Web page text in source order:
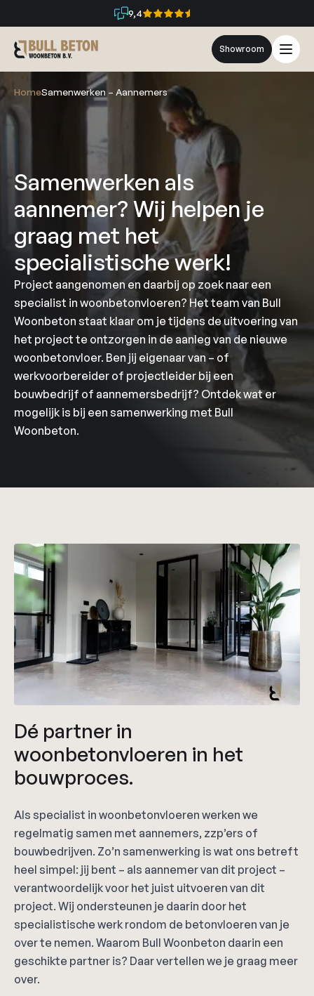
9,4
Showroom
HomeSamenwerken – Aannemers
Samenwerken als
aannemer? Wij helpen je
graag met het
specialistische werk!
Project aangenomen en daarbij op zoek naar een
specialist in woonbetonvloeren? Het team van Bull
Woonbeton staat klaar om je tijdens de uitvoering van
het project te ontzorgen in de aanleg van de nieuwe
woonbetonvloer. Ben jij eigenaar van – of
werkvoorbereider of projectleider bij een
bouwbedrijf of aannemersbedrijf? Ontdek wat er
mogelijk is bij een samenwerking met Bull
Woonbeton.
Dé partner in
woonbetonvloeren in het
bouwproces.
Als specialist in woonbetonvloeren werken we
regelmatig samen met aannemers, zzp’ers of
bouwbedrijven. Zo’n samenwerking is wat ons betreft
heel simpel: jij bent – als aannemer van dit project –
verantwoordelijk voor het juist uitvoeren van dit
project. Wij ondersteunen je daarin door het
specialistische werk rondom de betonvloeren van je
over te nemen. Waarom Bull Woonbeton daarin een
geschikte partner is? Daar vertellen we je graag meer
over.